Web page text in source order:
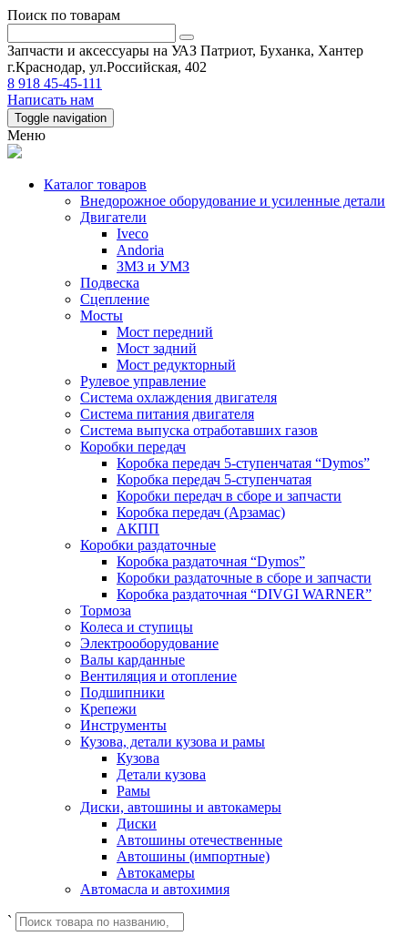
Поиск по товарам
Запчасти и аксессуары на УАЗ Патриот, Буханка, Хантер
г.Краснодар, ул.Российская, 402
8 918 45-45-111
Написать нам
Toggle navigation
Меню
Каталог товаров
Внедорожное оборудование и усиленные детали
Двигатели
Iveco
Andoria
ЗМЗ и УМЗ
Подвеска
Сцепление
Мосты
Мост передний
Мост задний
Мост редукторный
Рулевое управление
Система охлаждения двигателя
Система питания двигателя
Система выпуска отработавших газов
Коробки передач
Коробка передач 5-ступенчатая “Dymos”
Коробка передач 5-ступенчатая
Коробки передач в сборе и запчасти
Коробка передач (Арзамас)
АКПП
Коробки раздаточные
Коробка раздаточная “Dymos”
Коробки раздаточные в сборе и запчасти
Коробка раздаточная “DIVGI WARNER”
Тормоза
Колеса и ступицы
Электрооборудование
Валы карданные
Вентиляция и отопление
Подшипники
Крепежи
Инструменты
Кузова, детали кузова и рамы
Кузова
Детали кузова
Рамы
Диски, автошины и автокамеры
Диски
Автошины отечественные
Автошины (импортные)
Автокамеры
Автомасла и автохимия
`